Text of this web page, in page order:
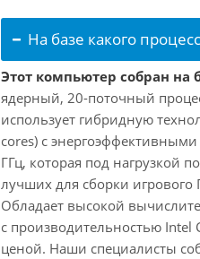
На базе какого
Этот компьютер собран на
ядерный, 20-поточный
использует гибридную
cores) с
ГГц, которая под нагрузкой
лучших для сборки
Обладает высокой
с производительностью Intel
ценой. Наши специалисты